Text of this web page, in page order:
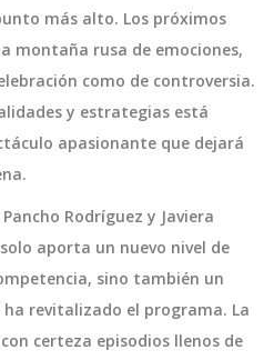
más alto. Los próximos
montaña rusa de emociones,
como de controversia.
y estrategias está
apasionante que dejará
Rodríguez y Javiera
solo aporta un nuevo nivel de
sino también un
revitalizado el programa. La
certeza episodios llenos de